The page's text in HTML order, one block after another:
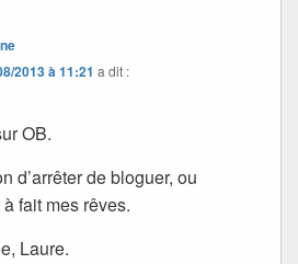
2013 à 11:21 a dit :
OB.
d’arrêter de bloguer, ou
fait mes rêves.
Laure.